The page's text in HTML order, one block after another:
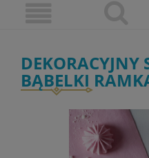
DEKORACYJNY
BĄBELKI